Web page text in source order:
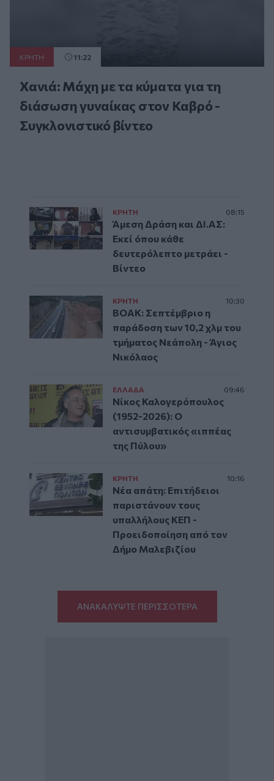
ΚΡΗΤΗ 11:22
Χανιά: Μάχη με τα κύματα για τη
διάσωση γυναίκας στον Καβρό -
Συγκλονιστικό βίντεο
ΚΡΗΤΗ 08:15
Άμεση Δράση και ΔΙ.ΑΣ:
Εκεί όπου κάθε
δευτερόλεπτο μετράει -
Βίντεο
ΚΡΗΤΗ 10:30
ΒΟΑΚ: Σεπτέμβριο η
παράδοση των 10,2 χλμ του
τμήματος Νεάπολη - Άγιος
Νικόλαος
ΕΛΛAΔΑ 09:46
Νίκος Καλογερόπουλος
(1952-2026): O
αντισυμβατικός «ιππέας
της Πύλου»
ΚΡΗΤΗ 10:16
Νέα απάτη: Επιτήδειοι
παριστάνουν τους
υπαλλήλους ΚΕΠ -
Προειδοποίηση από τον
Δήμο Μαλεβιζίου
ΑΝΑΚΑΛΥΨΤΕ ΠΕΡΙΣΣΟΤΕΡΑ